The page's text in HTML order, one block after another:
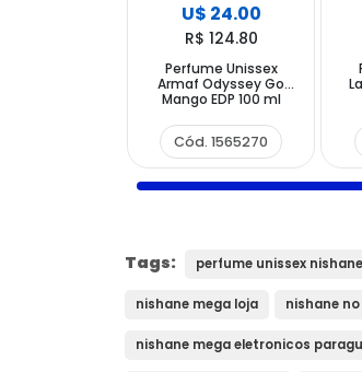
U$ 24.00
R$ 124.80
Perfume Unissex
Armaf Odyssey Go
Mango EDP 100 ml
Cód. 1565270
Tags: perfume unissex
nishane mega loja nishane
nishane mega eletronicos